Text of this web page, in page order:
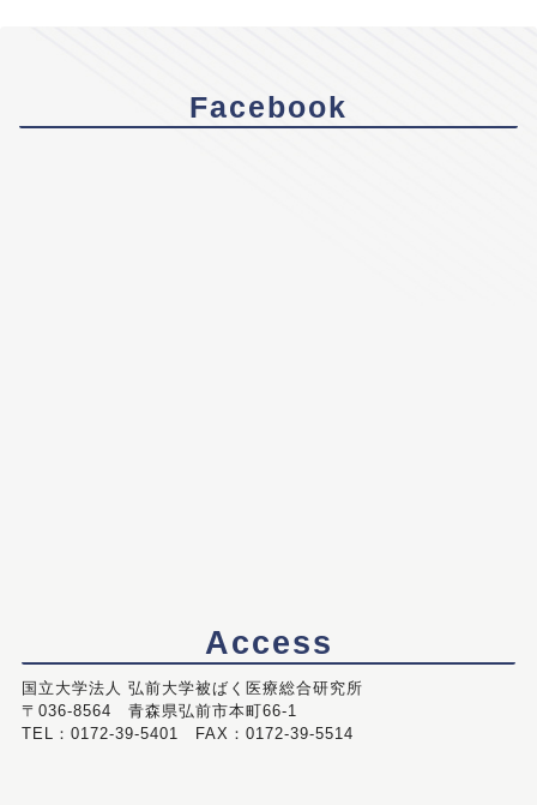
Facebook
Access
国立大学法人 弘前大学被ばく医療総合研究所
〒036-8564 青森県弘前市本町66-1
TEL：0172-39-5401 FAX：0172-39-5514